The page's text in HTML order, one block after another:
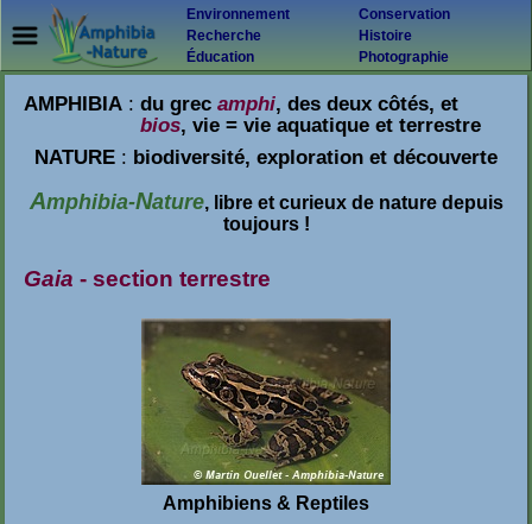
Environnement
Conservation
Recherche
Histoire
Éducation
Photographie
AMPHIBIA : du grecamphi, des deux côtés, et
bios, vie = vie aquatique et terrestre
NATURE: biodiversité, exploration et découverte
Amphibia-Nature, libre et curieux de nature depuis
toujours !
Gaia - section terrestre
Amphibiens & Reptiles